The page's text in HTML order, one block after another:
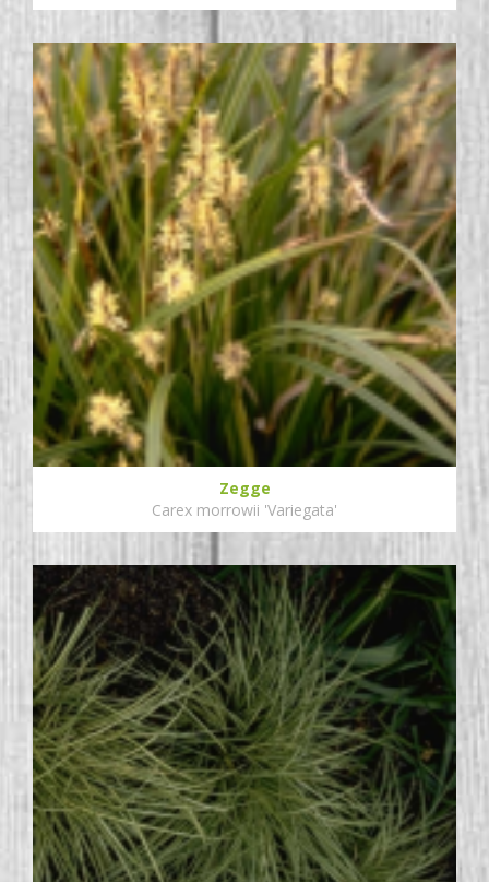
Zegge
Carex morrowii 'Variegata'